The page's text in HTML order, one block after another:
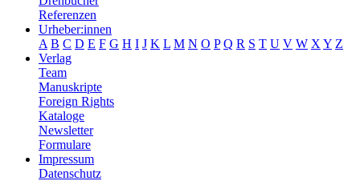
Referenzen
Urheber:innen
A B C D E F G H I J K L M N O P Q R S T U V W X Y Z
Verlag
Team
Manuskripte
Foreign Rights
Kataloge
Newsletter
Formulare
Impressum
Datenschutz